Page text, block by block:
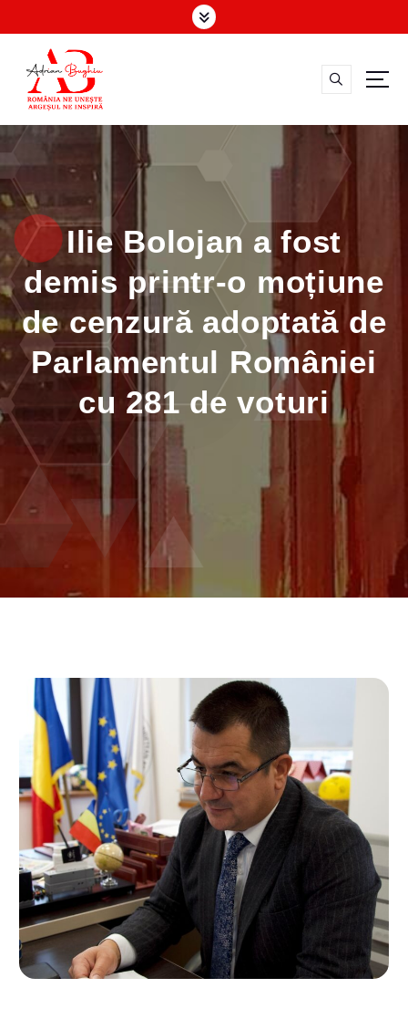
c
o
n
t
e
t
Ilie Bolojan a fost
demis printr-o moțiune
de cenzură adoptată de
Parlamentul României
cu 281 de voturi